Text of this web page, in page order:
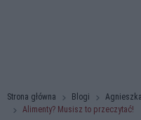
Strona główna Blogi
Alimenty? Musisz to przeczytać!